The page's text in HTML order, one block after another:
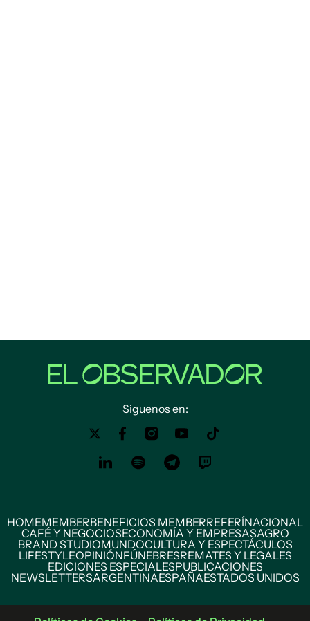
Siguenos en:
HOMEMEMBERBENEFICIOS MEMBERREFERÍNACIONAL
CAFÉ Y NEGOCIOSECONOMÍA Y EMPRESASAGRO
BRAND STUDIOMUNDOCULTURA Y ESPECTÁCULOS
LIFESTYLEOPINIÓNFÚNEBRESREMATES Y LEGALES
EDICIONES ESPECIALESPUBLICACIONES
NEWSLETTERSARGENTINAESPAÑAESTADOS UNIDOS